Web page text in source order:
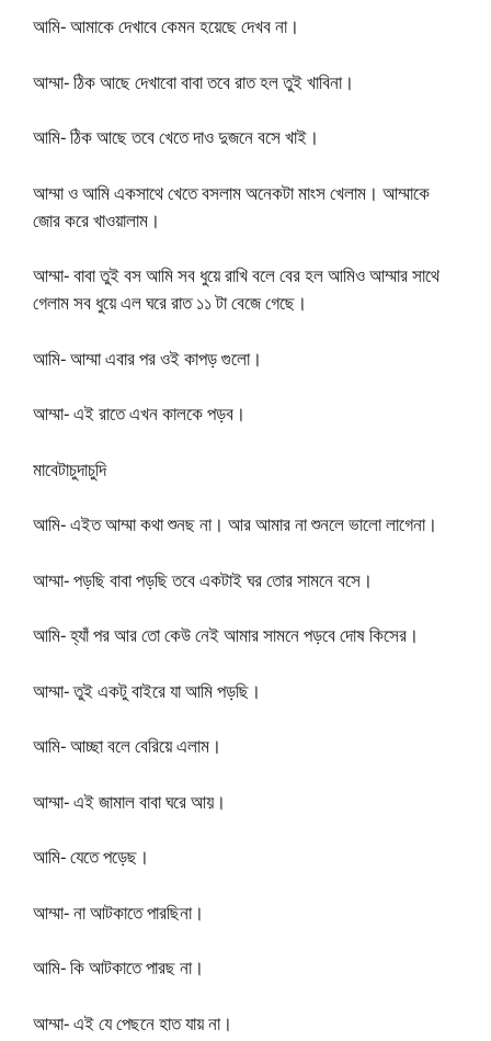
আমি- আমাকে দেখাবে কেমন হয়েছে দেখব না।
আম্মা- ঠিক আছে দেখাবো বাবা তবে রাত হল তুই খাবিনা।
আমি- ঠিক আছে তবে খেতে দাও দুজনে বসে খাই।
আম্মা ও আমি একসাথে খেতে বসলাম অনেকটা মাংস খেলাম। আম্মাকে
জোর করে খাওয়ালাম।
আম্মা- বাবা তুই বস আমি সব ধুয়ে রাখি বলে বের হল আমিও আম্মার সাথে
গেলাম সব ধুয়ে এল ঘরে রাত ১১ টা বেজে গেছে।
আমি- আম্মা এবার পর ওই কাপড় গুলো।
আম্মা- এই রাতে এখন কালকে পড়ব।
মাবেটাচুদাচুদি
আমি- এইত আম্মা কথা শুনছ না। আর আমার না শুনলে ভালো লাগেনা।
আম্মা- পড়ছি বাবা পড়ছি তবে একটাই ঘর তোর সামনে বসে।
আমি- হ্যাঁ পর আর তো কেউ নেই আমার সামনে পড়বে দোষ কিসের।
আম্মা- তুই একটু বাইরে যা আমি পড়ছি।
আমি- আচ্ছা বলে বেরিয়ে এলাম।
আম্মা- এই জামাল বাবা ঘরে আয়।
আমি- যেতে পড়েছ।
আম্মা- না আটকাতে পারছিনা।
আমি- কি আটকাতে পারছ না।
আম্মা- এই যে পেছনে হাত যায় না।